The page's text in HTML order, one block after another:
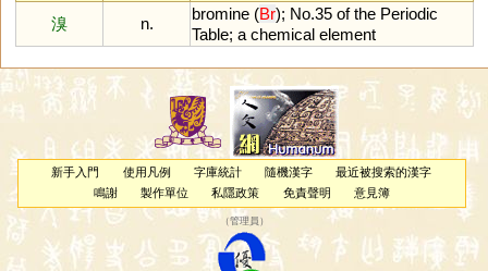
溴
n.
bromine (Br); No.35 of the Periodic
Table; a chemical element
新手入門 使用凡例 字庫統計 隨機漢字
最近被搜索的漢字
鳴謝
製作單位 私隱政策 免責聲明 意見簿
（管理員 ）